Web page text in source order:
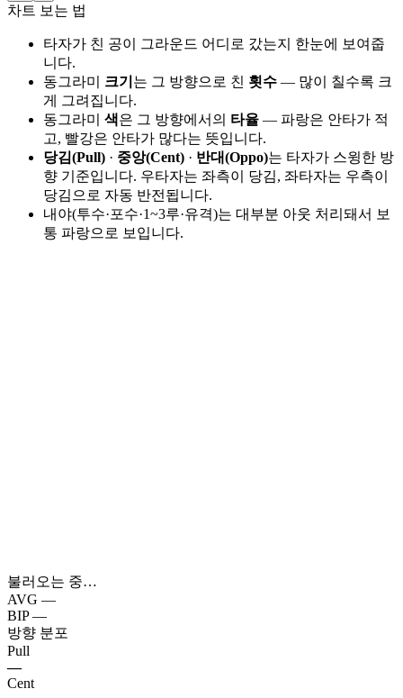
차트 보는 법
타자가 친 공이 그라운드 어디로 갔는지 한눈에 보여줍
니다.
동그라미 크기 는 그 방향으로 친 횟수 — 많이 칠수록 크
게 그려집니다.
동그라미 색은 그 방향에서의 타율 — 파랑은 안타가 적
고, 빨강은 안타가 많다는 뜻입니다.
당김(Pull) · 중앙(Cent) · 반대(Oppo)는 타자가 스윙한 방
향 기준입니다. 우타자는 좌측이 당김, 좌타자는 우측이
당김으로 자동 반전됩니다.
내야(투수·포수·1~3루·유격)는 대부분 아웃 처리돼서 보
통 파랑으로 보입니다.
불러오는 중…
AVG —
BIP —
방향 분포
Pull
—
Cent